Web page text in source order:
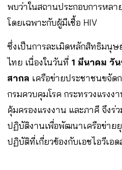
พบว่าในสถานประกอบการหลา
โดยเฉพาะกับผู้มีเชื้อ HIV
ซึ่งเป็นการละเมิดหลักสิทธิมนุ
ไทย เนื่องในวันที่ 1 มีนาคม วั
สากล เครือข่ายประชาชนขจัด
กรมควบคุมโรค กระทรวงแรงง
คุ้มครองแรงงาน และภาคี จึงร่
ปฏิบัติงานเพื่อพัฒนาเครือข่าย
ปฏิบัติที่เกี่ยวข้องกับเอชไอวีเอ